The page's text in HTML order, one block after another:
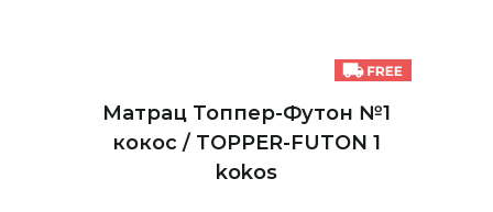
Матрац Топпер-Футон №1
кокос / TOPPER-FUTON 1
kokos